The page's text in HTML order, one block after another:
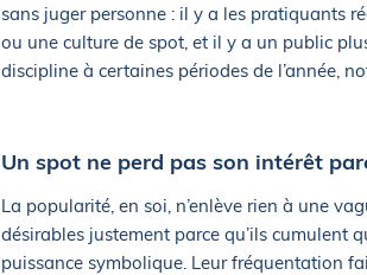
sans juger personne : il y a les pratiquants
ou une culture de spot, et il y a un public
discipline à certaines périodes de l’année,
Un spot ne perd pas son intérêt
La popularité, en soi, n’enlève rien à une
désirables justement parce qu’ils cumulent
puissance symbolique. Leur fréquentation